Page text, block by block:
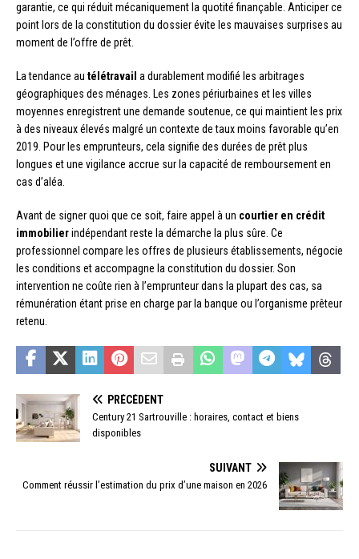
garantie, ce qui réduit mécaniquement la quotité finançable. Anticiper ce
point lors de la constitution du dossier évite les mauvaises surprises au
moment de l’offre de prêt.
La tendance au télétravail a durablement modifié les arbitrages
géographiques des ménages. Les zones périurbaines et les villes
moyennes enregistrent une demande soutenue, ce qui maintient les prix
à des niveaux élevés malgré un contexte de taux moins favorable qu’en
2019. Pour les emprunteurs, cela signifie des durées de prêt plus
longues et une vigilance accrue sur la capacité de remboursement en
cas d’aléa.
Avant de signer quoi que ce soit, faire appel à un courtier en crédit
immobilierindépendant reste la démarche la plus sûre. Ce
professionnel compare les offres de plusieurs établissements, négocie
les conditions et accompagne la constitution du dossier. Son
intervention ne coûte rien à l’emprunteur dans la plupart des cas, sa
rémunération étant prise en charge par la banque ou l’organisme prêteur
retenu.
PRÉCÉDENT
Century 21 Sartrouville : horaires, contact et biens
disponibles
SUIVANT
Comment réussir l’estimation du prix d’une maison en 2026